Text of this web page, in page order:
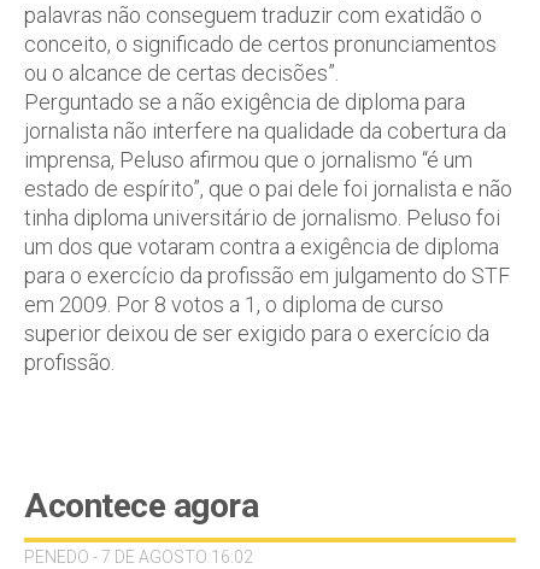
palavras não conseguem traduzir com exatidão o
conceito, o significado de certos pronunciamentos
ou o alcance de certas decisões”.
Perguntado se a não exigência de diploma para
jornalista não interfere na qualidade da cobertura da
imprensa, Peluso afirmou que o jornalismo “é um
estado de espírito”, que o pai dele foi jornalista e não
tinha diploma universitário de jornalismo. Peluso foi
um dos que votaram contra a exigência de diploma
para o exercício da profissão em julgamento do STF
em 2009. Por 8 votos a 1, o diploma de curso
superior deixou de ser exigido para o exercício da
profissão.
Acontece agora
PENEDO - 7 DE AGOSTO 16:02